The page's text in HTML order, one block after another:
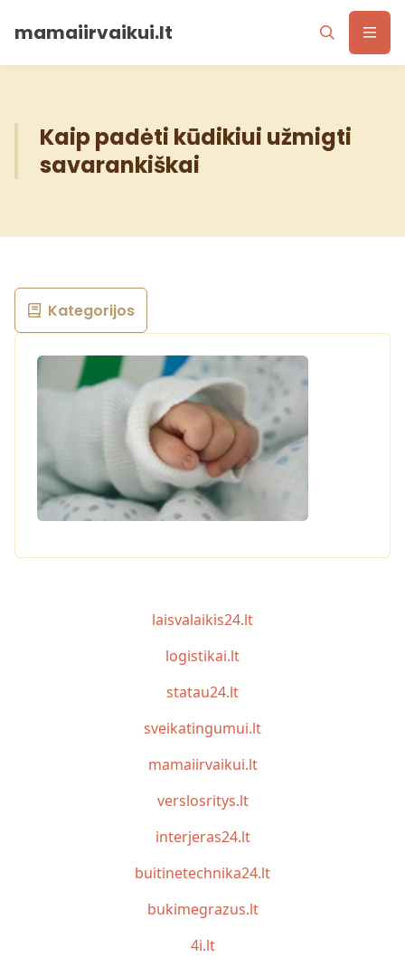
mamaiirvaikui.lt
Kaip padėti kūdikiui užmigti
savarankiškai
Kategorijos
laisvalaikis24.lt
logistikai.lt
statau24.lt
sveikatingumui.lt
mamaiirvaikui.lt
verslosritys.lt
interjeras24.lt
buitinetechnika24.lt
bukimegrazus.lt
4i.lt